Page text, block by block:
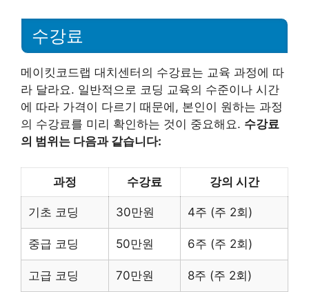
수강료
메이킷코드랩 대치센터의 수강료는 교육 과정에 따
라 달라요. 일반적으로 코딩 교육의 수준이나 시간
에 따라 가격이 다르기 때문에, 본인이 원하는 과정
의 수강료를 미리 확인하는 것이 중요해요. 수강료
의 범위는 다음과 같습니다:
과정 수강료 강의 시간
기초 코딩 30만원 4주 (주 2회)
중급 코딩 50만원 6주 (주 2회)
고급 코딩 70만원 8주 (주 2회)